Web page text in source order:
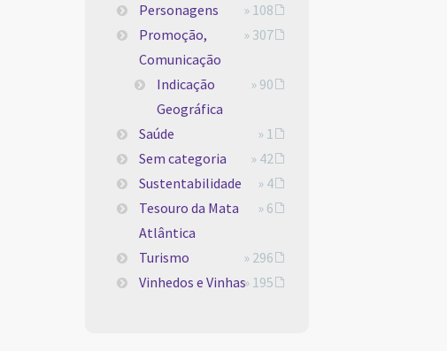
Personagens
» 108
Promoção,
Comunicação
» 307
Indicação
Geográfica
» 90
Saúde
» 1
Sem categoria
» 42
Sustentabilidade
» 4
Tesouro da Mata
Atlântica
» 6
Turismo
» 296
Vinhedos e Vinhas» 195